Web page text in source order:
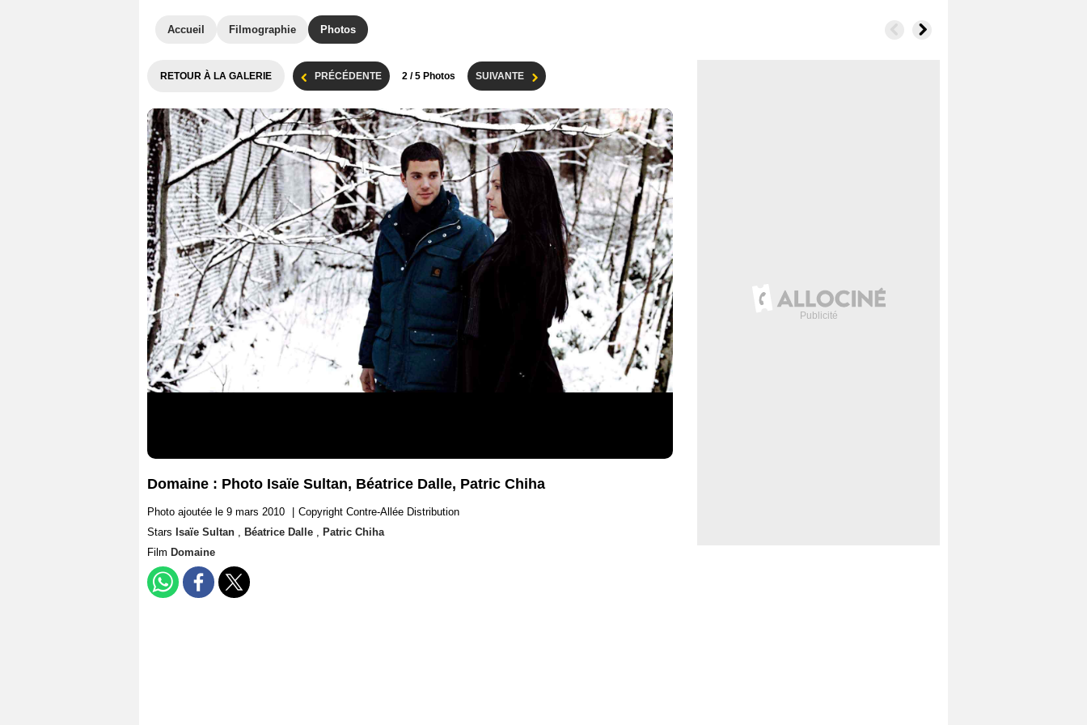
Accueil Filmographie Photos
RETOUR À LA GALERIE PRÉCÉDENTE 2 / 5 Photos SUIVANTE
Domaine : Photo Isaïe Sultan, Béatrice Dalle, Patric Chiha
Photo ajoutée le 9 mars 2010
Copyright Contre-Allée Distribution
Stars Isaïe Sultan , Béatrice Dalle , Patric Chiha
Film Domaine